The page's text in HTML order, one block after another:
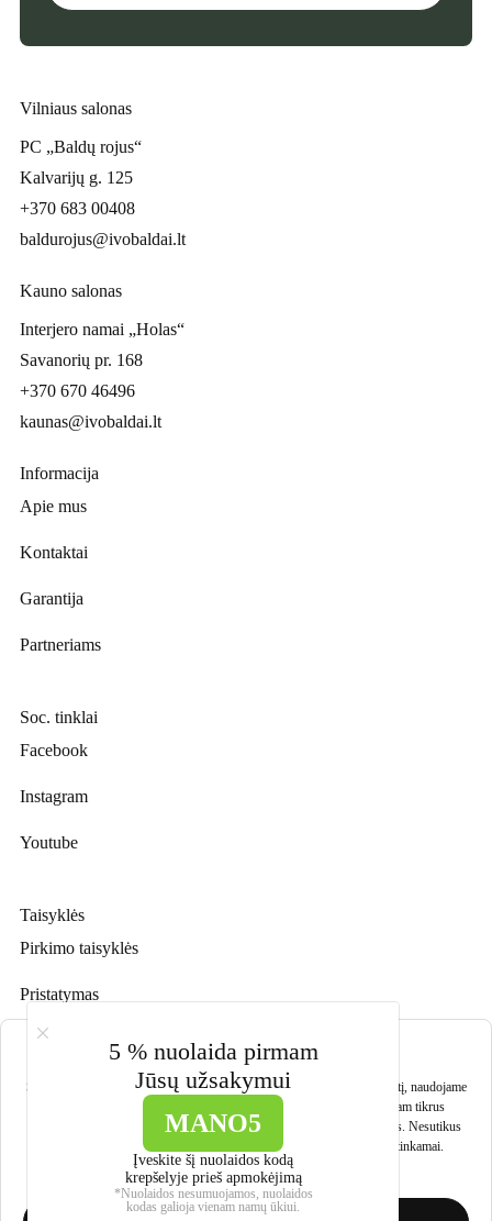
Slapukų nustatymai
Siekdami užtikrinti sklandų svetainės veikimą ir geriausią naršymo patirtį, naudojame
slapukus bei panašias technologijas. Sutikdami leisite mums rinkti tam tikrus
duomenis, pavyzdžiui, naršymo informaciją ar įrenginio identifikatorius. Nesutikus
arba atšaukus sutikimą, kai kurios svetainės funkcijos gali veikti netinkamai.
5 % nuolaida pirmam
Jūsų užsakymui
MANO5
Įveskite šį nuolaidos kodą
krepšelyje prieš apmokėjimą
*Nuolaidos nesumuojamos, nuolaidos
kodas galioja vienam namų ūkiui.
Vilniaus salonas
PC „Baldų rojus“
Kalvarijų g. 125
+370 683 00408
baldurojus@ivobaldai.lt
Kauno salonas
Interjero namai „Holas“
Savanorių pr. 168
+370 670 46496
kaunas@ivobaldai.lt
Informacija
Apie mus
Kontaktai
Garantija
Partneriams
Soc. tinklai
Facebook
Instagram
Youtube
Taisyklės
Pirkimo taisyklės
Pristatymas
Prekių grąžinimas
Privatumo politika
© 2026 Ivo baldai.